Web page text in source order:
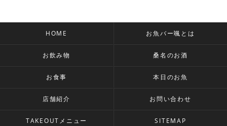
HOME お魚バー颯とは
お飲み物 桑名のお酒
お食事 本日のお魚
店舗紹介 お問い合わせ
TAKEOUTメニュー SITEMAP